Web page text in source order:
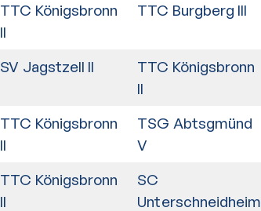
TTC Königsbronn
II
TTC Burgberg III
SV Jagstzell II
TTC Königsbronn
II
TTC Königsbronn
II
TSG Abtsgmünd
V
TTC Königsbronn
II
SC
Unterschneidheim